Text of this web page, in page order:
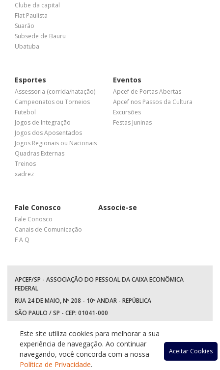
Clube da capital
Flat Paulista
Suarão
Subsede de Bauru
Ubatuba
Esportes
Assessoria (corrida/natação)
Campeonatos ou Torneios
Futebol
Jogos de Integração
Jogos dos Aposentados
Jogos Regionais ou Nacionais
Quadras Externas
Treinos
xadrez
Eventos
Apcef de Portas Abertas
Apcef nos Passos da Cultura
Excursões
Festas Juninas
Fale Conosco
Fale Conosco
Canais de Comunicação
F A Q
Associe-se
APCEF/SP - ASSOCIAÇÃO DO PESSOAL DA CAIXA ECONÔMICA
FEDERAL
RUA 24 DE MAIO, Nº 208 - 10º ANDAR - REPÚBLICA
SÃO PAULO / SP - CEP: 01041-000
WhatsApp: (11) 94597-5758
Acessar
Acessar
Este site utiliza cookies para melhorar a sua
experiência de navegação. Ao continuar
navegando, você concorda com a nossa
Política de Privacidade.
Aceitar Cookies